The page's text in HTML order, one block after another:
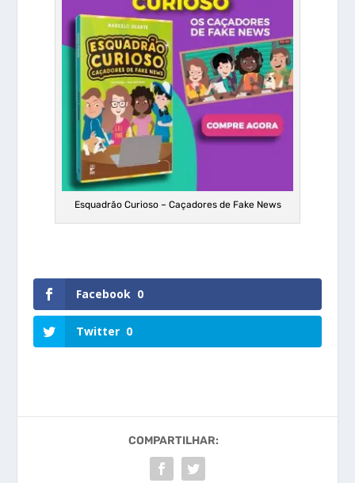
Esquadrão Curioso – Caçadores de Fake News
Facebook 0
Twitter 0
COMPARTILHAR: